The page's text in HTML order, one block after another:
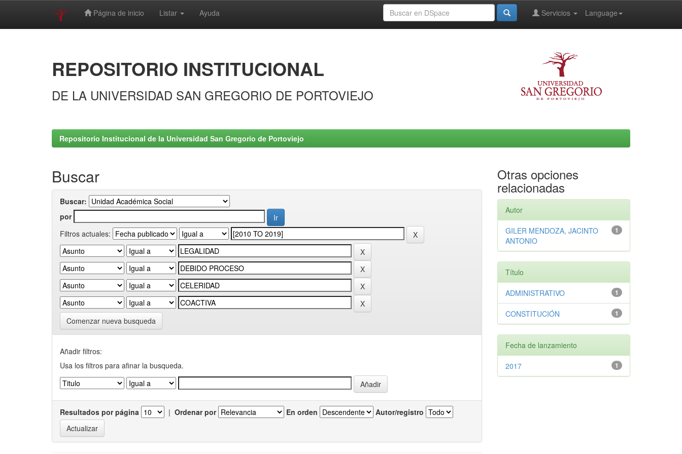
Página de inicio Listar Ayuda Language
Servicios
REPOSITORIO INSTITUCIONAL
DE LA UNIVERSIDAD SAN GREGORIO DE PORTOVIEJO
Repositorio Institucional de la Universidad San Gregorio de Portoviejo
Buscar
Buscar:
por
Filtros actuales:
Comenzar nueva busqueda
Añadir filtros:
Usa los filtros para afinar la busqueda.
Resultados por página | Ordenar por En orden Autor/registro
Otras opciones
relacionadas
Autor
1
GILER MENDOZA, JACINTO
ANTONIO
Título
1
ADMINISTRATIVO
1
CONSTITUCIÓN
Fecha de lanzamiento
1
2017